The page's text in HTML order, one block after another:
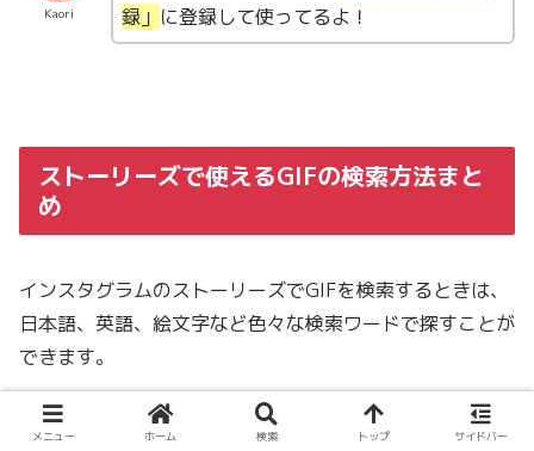
Kaori
録」 に登録して使ってるよ！
ストーリーズで使えるGIFの検索方法まと
め
インスタグラムのストーリーズでGIFを検索するときは、
日本語、英語、絵文字など色々な検索ワードで探すことが
できます。
検索ワードが違うと、見つかるGIFデザインも変わってき
メニュー ホーム 検索 トップ サイドバー